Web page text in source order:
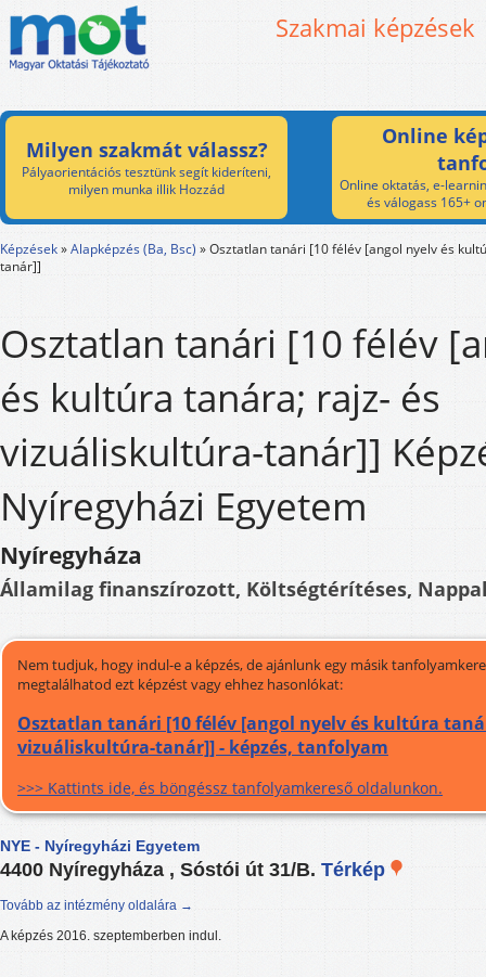
Szakmai képzések
Milyen szakmát válassz?
Pályaorientációs tesztünk segít kideríteni,
milyen munka illik Hozzád
Online
Online oktatás, e-
és válogass 165+
Képzések»Alapképzés (Ba, Bsc) »Osztatlan tanári [10 félév [angol nyelv és
tanár]]
Osztatlan tanári [10 félév
és kultúra tanára; rajz- és
vizuáliskultúra-tanár]]
Nyíregyházi Egyetem
Nyíregyháza
Államilag finanszírozott, Költségtérítéses,
Nem tudjuk, hogy indul-e a képzés, de ajánlunk egy másik
megtalálhatod ezt képzést vagy ehhez hasonlókat:
Osztatlan tanári [10 félév [angol nyelv és kultúra
vizuáliskultúra-tanár]] - képzés, tanfolyam
>>> Kattints ide, és böngéssz tanfolyamkereső oldalunkon.
NYE - Nyíregyházi Egyetem
4400 Nyíregyháza , Sóstói út 31/B. Térkép
Tovább az intézmény oldalára →
A képzés 2016. szeptemberben indul.